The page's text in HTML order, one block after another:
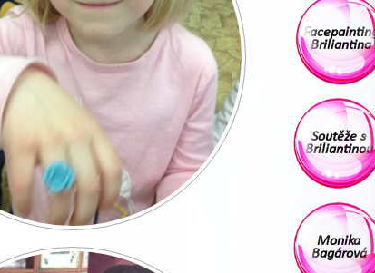
Briliantina
Soutěže s
Briliantinou
Monika
Bagárová